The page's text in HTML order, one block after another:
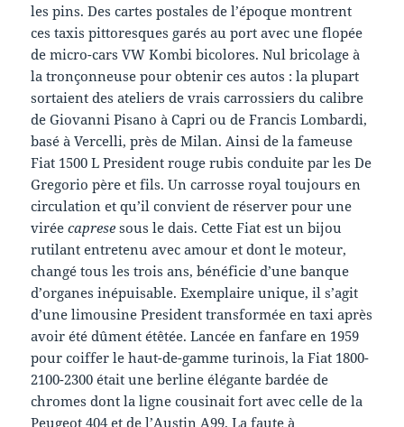
les pins. Des cartes postales de l’époque montrent
ces taxis pittoresques garés au port avec une flopée
de micro-cars VW Kombi bicolores. Nul bricolage à
la tronçonneuse pour obtenir ces autos : la plupart
sortaient des ateliers de vrais carrossiers du calibre
de Giovanni Pisano à Capri ou de Francis Lombardi,
basé à Vercelli, près de Milan. Ainsi de la fameuse
Fiat 1500 L President rouge rubis conduite par les De
Gregorio père et fils. Un carrosse royal toujours en
circulation et qu’il convient de réserver pour une
viréecaprese sous le dais. Cette Fiat est un bijou
rutilant entretenu avec amour et dont le moteur,
changé tous les trois ans, bénéficie d’une banque
d’organes inépuisable. Exemplaire unique, il s’agit
d’une limousine President transformée en taxi après
avoir été dûment étêtée. Lancée en fanfare en 1959
pour coiffer le haut-de-gamme turinois, la Fiat 1800-
2100-2300 était une berline élégante bardée de
chromes dont la ligne cousinait fort avec celle de la
Peugeot 404 et de l’Austin A99. La faute à